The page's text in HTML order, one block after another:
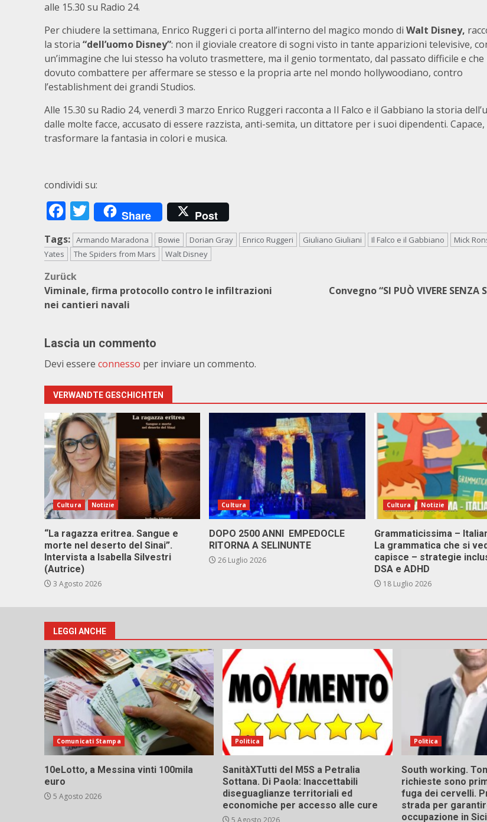
alle 15.30 su Radio 24.
Per chiudere la settimana, Enrico Ruggeri ci porta all’interno del magico mondo di Walt Disney,
la storia “dell’uomo Disney”: non il gioviale creatore di sogni visto in tante apparizioni televisive,
un’immagine che lui stesso ha voluto trasmettere, ma il genio tormentato, dal passato difficile e che
dovuto combattere per affermare se stesso e la propria arte nel mondo hollywoodiano, contro
l’establishment dei grandi Studios.
Alle 15.30 su Radio 24, venerdì 3 marzo Enrico Ruggeri racconta a Il Falco e il Gabbiano la storia
dalle molte facce, accusato di essere razzista, anti-semita, un dittatore per i suoi dipendenti.
trasformare la fantasia in colori e musica.
condividi su:
Facebook
Twitter
Share Post
Tags: Armando Maradona Bowie Dorian Gray Enrico Ruggeri Giuliano Giuliani Il Falco e il Gabbiano Mick
Yates
The Spiders from Mars Walt Disney
Beitragsnavigation
Zurück
Viminale, firma protocollo contro le infiltrazioni
nei cantieri navali
Convegno “SI PUÒ VIVERE SENZA
Lascia un commento
Devi essere connesso per inviare un commento.
VERWANDTE GESCHICHTEN
Cultura Notizie
“La ragazza eritrea. Sangue e
morte nel deserto del Sinai”.
Intervista a Isabella Silvestri
(Autrice)
3 Agosto 2026
Cultura
DOPO 2500 ANNI EMPEDOCLE
RITORNA A SELINUNTE
26 Luglio 2026
Cultura Notizie
Grammaticissima –
La grammatica che si
capisce – strategie
DSA e ADHD
18 Luglio 2026
LEGGI ANCHE
Comunicati Stampa
10eLotto, a Messina vinti 100mila
euro
5 Agosto 2026
Politica
SanitàXTutti del M5S a Petralia
Sottana. Di Paola: Inaccettabili
diseguaglianze territoriali ed
economiche per accesso alle cure
5 Agosto 2026
Politica
South working.
richieste sono
fuga dei cervelli.
strada per
occupazione in